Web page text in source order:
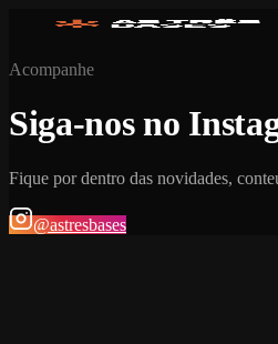
Acompanhe
Siga-nos no
Fique por dentro das novidades,
@astresbases